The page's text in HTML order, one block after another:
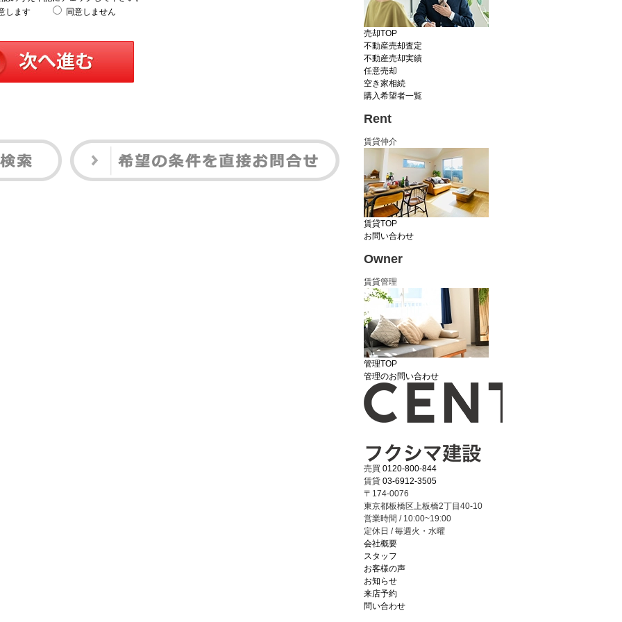
します
同意しません
売却TOP
不動産売却査定
不動産売却実績
任意売却
空き家相続
購入希望者一覧
Rent
賃貸仲介
賃貸TOP
お問い合わせ
Owner
賃貸管理
管理TOP
管理のお問い合わせ
売買 0120-800-844
賃貸 03-6912-3505
〒174-0076
東京都板橋区上板橋2丁目40-10
営業時間 / 10:00~19:00
定休日 / 毎週火・水曜
会社概要
スタッフ
お客様の声
お知らせ
来店予約
問い合わせ